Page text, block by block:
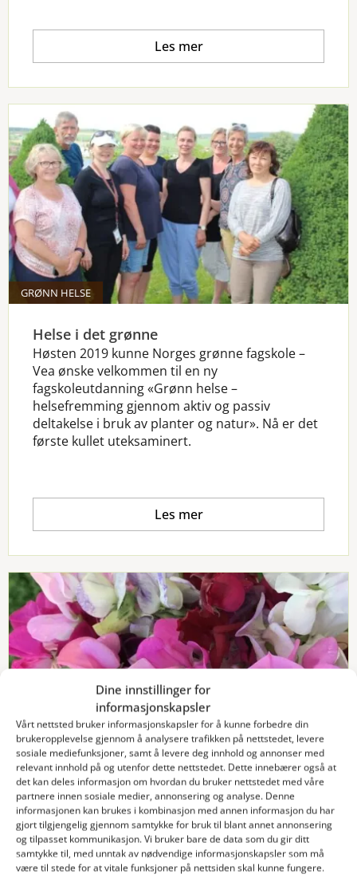
Dine innstillinger for
informasjonskapsler
Vårt nettsted bruker informasjonskapsler for å kunne forbedre din
brukeropplevelse gjennom å analysere trafikken på nettstedet, levere
sosiale mediefunksjoner, samt å levere deg innhold og annonser med
relevant innhold på og utenfor dette nettstedet. Dette innebærer også at
det kan deles informasjon om hvordan du bruker nettstedet med våre
partnere innen sosiale medier, annonsering og analyse. Denne
informasjonen kan brukes i kombinasjon med annen informasjon du har
gjort tilgjengelig gjennom samtykke for bruk til blant annet annonsering
og tilpasset kommunikasjon. Vi bruker bare de data som du gir ditt
samtykke til, med unntak av nødvendige informasjonskapsler som må
være til stede for at vitale funksjoner på nettsiden skal kunne fungere.
Les mer
GRØNN HELSE
Helse i det grønne
Høsten 2019 kunne Norges grønne fagskole –
Vea ønske velkommen til en ny
fagskoleutdanning «Grønn helse –
helsefremming gjennom aktiv og passiv
deltakelse i bruk av planter og natur». Nå er det
første kullet uteksaminert.
Les mer
GRØNN HELSE
Kan en hage vekke minner og skape gode
sanseopplevelser for personer med
demens?
Ja visst, kan den det!